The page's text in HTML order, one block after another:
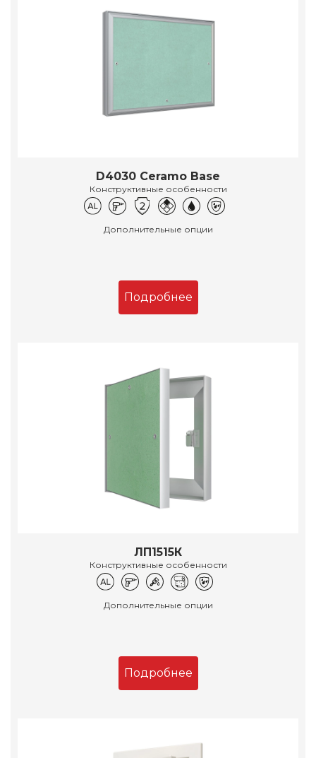
D4030 Ceramo Base
Конструктивные особенности
Дополнительные опции
Подробнее
ЛП1515К
Конструктивные особенности
Дополнительные опции
Подробнее